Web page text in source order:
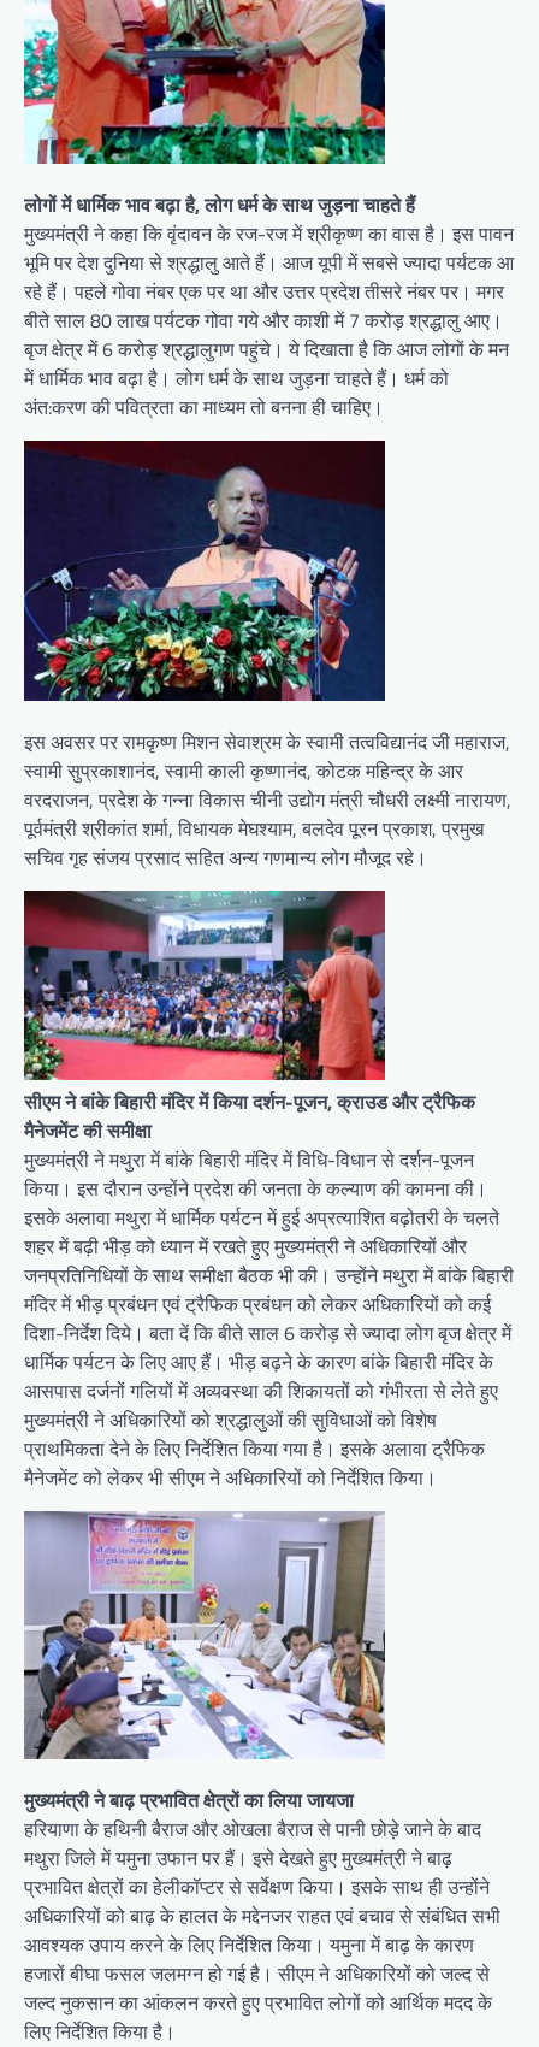
लोगों में धार्मिक भाव बढ़ा है, लोग धर्म के साथ जुड़ना चाहते हैं
मुख्यमंत्री ने कहा कि वृंदावन के रज-रज में श्रीकृष्ण का वास है। इस पावन
भूमि पर देश दुनिया से श्रद्धालु आते हैं। आज यूपी में सबसे ज्यादा पर्यटक आ
रहे हैं। पहले गोवा नंबर एक पर था और उत्तर प्रदेश तीसरे नंबर पर। मगर
बीते साल 80 लाख पर्यटक गोवा गये और काशी में 7 करोड़ श्रद्धालु आए।
बृज क्षेत्र में 6 करोड़ श्रद्धालुगण पहुंचे। ये दिखाता है कि आज लोगों के मन
में धार्मिक भाव बढ़ा है। लोग धर्म के साथ जुड़ना चाहते हैं। धर्म को
अंत:करण की पवित्रता का माध्यम तो बनना ही चाहिए।
इस अवसर पर रामकृष्ण मिशन सेवाश्रम के स्वामी तत्वविद्यानंद जी महाराज,
स्वामी सुप्रकाशानंद, स्वामी काली कृष्णानंद, कोटक महिन्द्र के आर
वरदराजन, प्रदेश के गन्ना विकास चीनी उद्योग मंत्री चौधरी लक्ष्मी नारायण,
पूर्वमंत्री श्रीकांत शर्मा, विधायक मेघश्याम, बलदेव पूरन प्रकाश, प्रमुख
सचिव गृह संजय प्रसाद सहित अन्य गणमान्य लोग मौजूद रहे।
सीएम ने बांके बिहारी मंदिर में किया दर्शन-पूजन, क्राउड और ट्रैफिक
मैनेजमेंट की समीक्षा
मुख्यमंत्री ने मथुरा में बांके बिहारी मंदिर में विधि-विधान से दर्शन-पूजन
किया। इस दौरान उन्होंने प्रदेश की जनता के कल्याण की कामना की।
इसके अलावा मथुरा में धार्मिक पर्यटन में हुई अप्रत्याशित बढ़ोतरी के चलते
शहर में बढ़ी भीड़ को ध्यान में रखते हुए मुख्यमंत्री ने अधिकारियों और
जनप्रतिनिधियों के साथ समीक्षा बैठक भी की। उन्होंने मथुरा में बांके बिहारी
मंदिर में भीड़ प्रबंधन एवं ट्रैफिक प्रबंधन को लेकर अधिकारियों को कई
दिशा-निर्देश दिये। बता दें कि बीते साल 6 करोड़ से ज्यादा लोग बृज क्षेत्र में
धार्मिक पर्यटन के लिए आए हैं। भीड़ बढ़ने के कारण बांके बिहारी मंदिर के
आसपास दर्जनों गलियों में अव्यवस्था की शिकायतों को गंभीरता से लेते हुए
मुख्यमंत्री ने अधिकारियों को श्रद्धालुओं की सुविधाओं को विशेष
प्राथमिकता देने के लिए निर्देशित किया गया है। इसके अलावा ट्रैफिक
मैनेजमेंट को लेकर भी सीएम ने अधिकारियों को निर्देशित किया।
मुख्यमंत्री ने बाढ़ प्रभावित क्षेत्रों का लिया जायजा
हरियाणा के हथिनी बैराज और ओखला बैराज से पानी छोड़े जाने के बाद
मथुरा जिले में यमुना उफान पर हैं। इसे देखते हुए मुख्यमंत्री ने बाढ़
प्रभावित क्षेत्रों का हेलीकॉप्टर से सर्वेक्षण किया। इसके साथ ही उन्होंने
अधिकारियों को बाढ़ के हालत के मद्देनजर राहत एवं बचाव से संबंधित सभी
आवश्यक उपाय करने के लिए निर्देशित किया। यमुना में बाढ़ के कारण
हजारों बीघा फसल जलमग्न हो गई है। सीएम ने अधिकारियों को जल्द से
जल्द नुकसान का आंकलन करते हुए प्रभावित लोगों को आर्थिक मदद के
लिए निर्देशित किया है।